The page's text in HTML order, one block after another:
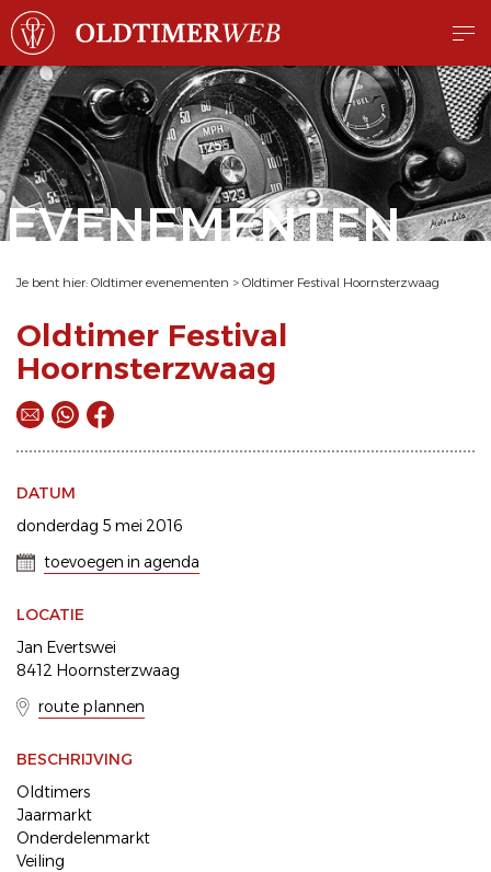
EVENEMENTEN
Je bent hier: Oldtimer evenementen > Oldtimer Festival Hoornsterzwaag
Oldtimer Festival
Hoornsterzwaag
DATUM
donderdag 5 mei 2016
toevoegen in agenda
LOCATIE
Jan Evertswei
8412 Hoornsterzwaag
route plannen
BESCHRIJVING
Oldtimers
Jaarmarkt
Onderdelenmarkt
Veiling